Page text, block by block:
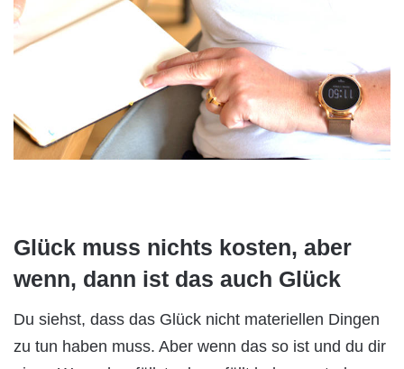
Glück muss nichts kosten, aber
wenn, dann ist das auch Glück
Du siehst, dass das Glück nicht materiellen Dingen
zu tun haben muss. Aber wenn das so ist und du dir